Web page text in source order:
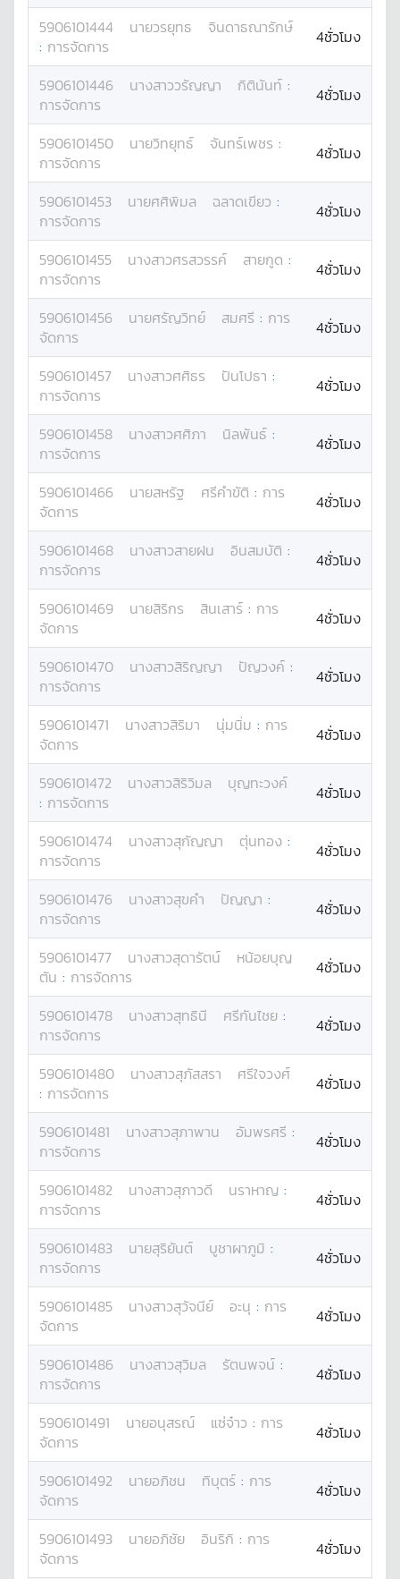
5906101444 นายวรยุทธ
จินดาธณารักษ์
: การจัดการ 4ชั่วโมง
5906101446 นางสาววรัญญา กิตินันท์ :
การจัดการ
4ชั่วโมง
5906101450 นายวิทยุทธ์ จันทร์เพชร :
การจัดการ
4ชั่วโมง
5906101453 นายศศิพิมล ฉลาดเขียว :
การจัดการ
4ชั่วโมง
5906101455 นางสาวศรสวรรค์ สายกูด :
การจัดการ
4ชั่วโมง
5906101456 นายศรัญวิทย์ สมศรี : การ
จัดการ
4ชั่วโมง
5906101457 นางสาวศศิธร ปันโปธา :
การจัดการ
4ชั่วโมง
5906101458 นางสาวศศิภา นิลพันธ์ :
การจัดการ
4ชั่วโมง
5906101466 นายสหรัฐ ศรีคำขัติ : การ
จัดการ
4ชั่วโมง
5906101468 นางสาวสายฝน อินสมบัติ :
การจัดการ
4ชั่วโมง
5906101469 นายสิริกร สินเสาร์ : การ
จัดการ
4ชั่วโมง
5906101470 นางสาวสิริญญา ปัญวงค์ :
การจัดการ
4ชั่วโมง
5906101471 นางสาวสิริมา นุ่มนิ่ม : การ
จัดการ
4ชั่วโมง
5906101472 นางสาวสิริวิมล
บุญทะวงค์
: การจัดการ 4ชั่วโมง
5906101474 นางสาวสุกัญญา ตุ่นทอง :
การจัดการ
4ชั่วโมง
5906101476 นางสาวสุขคำ ปัญญา :
การจัดการ
4ชั่วโมง
5906101477 นางสาวสุดารัตน์
หน้อยบุญ
ตัน : การจัดการ 4ชั่วโมง
5906101478 นางสาวสุทธินี ศรีกันไชย :
การจัดการ
4ชั่วโมง
5906101480 นางสาวสุภัสสรา
ศรีใจวงศ์
: การจัดการ 4ชั่วโมง
5906101481 นางสาวสุภาพาน อัมพรศรี :
การจัดการ
4ชั่วโมง
5906101482 นางสาวสุภาวดี นราหาญ :
การจัดการ
4ชั่วโมง
5906101483 นายสุริยันต์ บูชาผาภูมิ :
การจัดการ
4ชั่วโมง
5906101485 นางสาวสุวัจนีย์ อะนุ : การ
จัดการ
4ชั่วโมง
5906101486 นางสาวสุวิมล รัตนพจน์ :
การจัดการ
4ชั่วโมง
5906101491 นายอนุสรณ์ แซ่จ๋าว : การ
จัดการ
4ชั่วโมง
5906101492 นายอภิชน ทิบุตร์ : การ
จัดการ
4ชั่วโมง
5906101493 นายอภิชัย อินริกิ : การ
จัดการ
4ชั่วโมง